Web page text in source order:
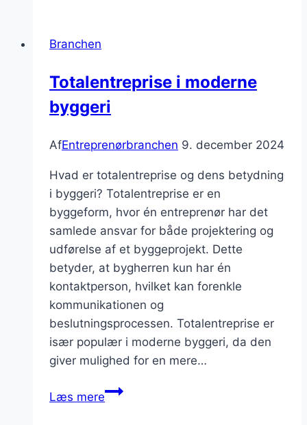
håndværkere
Branchen
Totalentreprise i moderne
byggeri
AfEntreprenørbranchen 9. december 2024
Hvad er totalentreprise og dens betydning
i byggeri? Totalentreprise er en
byggeform, hvor én entreprenør har det
samlede ansvar for både projektering og
udførelse af et byggeprojekt. Dette
betyder, at bygherren kun har én
kontaktperson, hvilket kan forenkle
kommunikationen og
beslutningsprocessen. Totalentreprise er
især populær i moderne byggeri, da den
giver mulighed for en mere…
Læs mereTotalentreprise